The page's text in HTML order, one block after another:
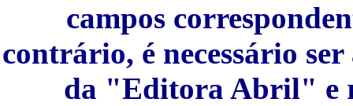
campos
contrário, é necessário
da "Editora Abril" e